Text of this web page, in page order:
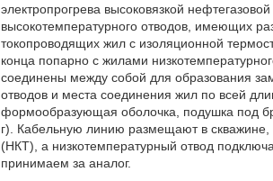
электропрогрева высоковязкой
высокотемпературного отводов, имеющих
токопроводящих жил с изоляционной
конца попарно с жилами
соединены между собой для образования
отводов и места соединения жил по всей
формообразующая оболочка, подушка под
г). Кабельную линию размещают в скважине,
(НКТ), а низкотемпературный отвод
принимаем за аналог.